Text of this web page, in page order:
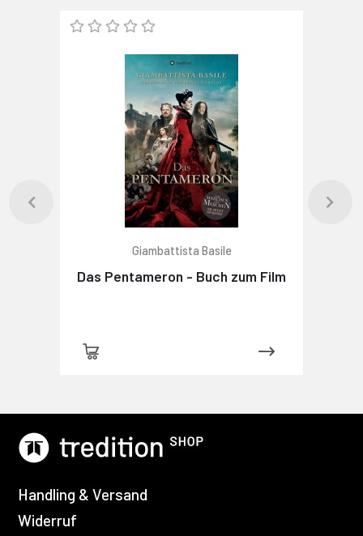
Giambattista Basile
Das Pentameron - Buch zum Film
Handling & Versand
Widerruf